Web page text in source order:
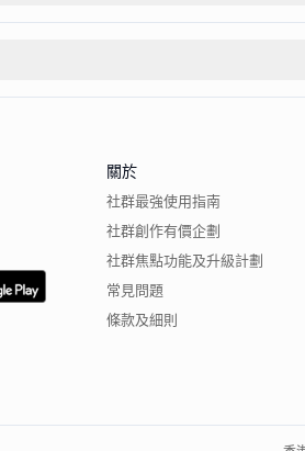
關於
社群最強使用指南
社群創作有價企劃
社群焦點功能及升級計劃
常見問題
條款及細則